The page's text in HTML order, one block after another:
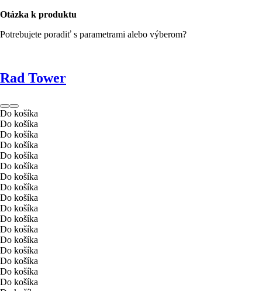
Otázka k produktu
Potrebujete poradiť s parametrami alebo výberom?
Rad Tower
Do košíka
Do košíka
Do košíka
Do košíka
Do košíka
Do košíka
Do košíka
Do košíka
Do košíka
Do košíka
Do košíka
Do košíka
Do košíka
Do košíka
Do košíka
Do košíka
Do košíka